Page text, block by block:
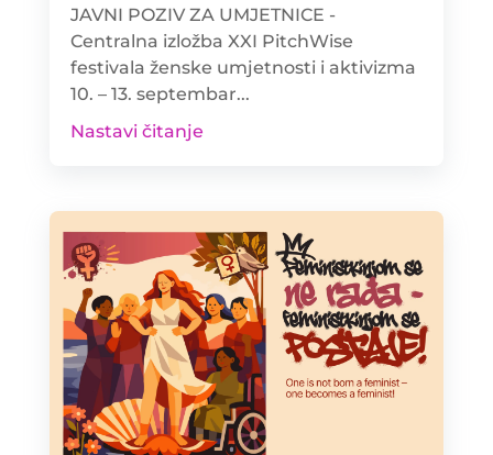
JAVNI POZIV ZA UMJETNICE -
Centralna izložba XXI PitchWise
festivala ženske umjetnosti i aktivizma
10. – 13. septembar...
Nastavi čitanje